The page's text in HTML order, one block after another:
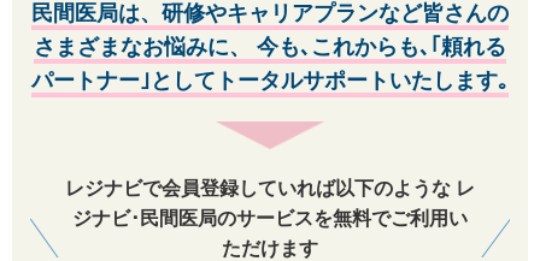
ただし、上記に関わらずサービスの利用及び契約の状況を踏まえて、有効
なIDを当社が判断できるものとします。
第3条 禁止行為
1 意図的に虚偽の情報を登録する行為
2 ID（メールアドレス）またはパスワードを他人に貸与、譲渡などして、
当社のサービスを使用させる行為
3 他の会員のID（メールアドレス）またはパスワードを不正に使用する行
為
4 著作権、商標権、プライバシー権、氏名権、肖像権、名誉等の他人の権
民間医局は、研修やキャリアプランなど皆さんの
さまざまなお悩みに、
今も､これからも､｢頼れる
パートナー｣としてトータルサポートいたします｡
レジナビで会員登録していれば以下のような レ
ジナビ･民間医局のサービスを無料でご利用い
ただけます